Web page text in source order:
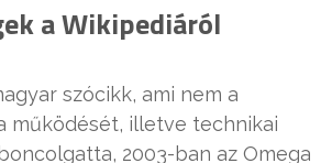
a Wikipediáról
szócikk, ami nem a
működését, illetve technikai
2003-ban az Omega